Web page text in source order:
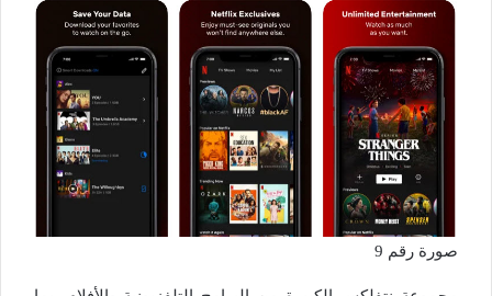
صورة رقم 9